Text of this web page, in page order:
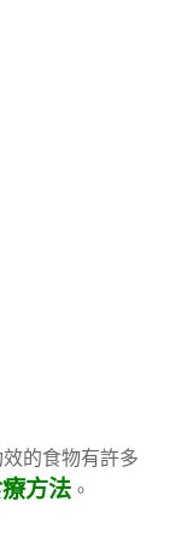
的食物有許多
方法 。